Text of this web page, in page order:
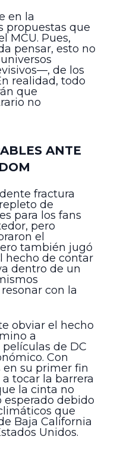
en la
propuestas que
MCU. Pues,
pensar, esto no
de los
realidad, todo
que
no
ANTE
fractura
de
para los fans
pero
el
también jugó
hecho de contar
dentro de un
con la
obviar el hecho
a
de DC
Con
en su primer fin
tocar la barrera
la cinta no
esperado debido
que
Baja California
Unidos.